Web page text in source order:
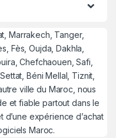
Marrakech, Tanger,
Fès, Oujda, Dakhla,
Chefchaouen, Safi,
Béni Mellal, Tiznit,
ville du Maroc, nous
et fiable partout dans le
expérience d’achat
Maroc.